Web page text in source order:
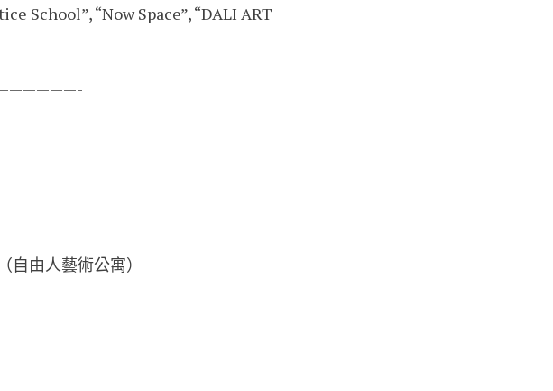
School”, “Now Space”, “DALI ART
由人藝術公寓）